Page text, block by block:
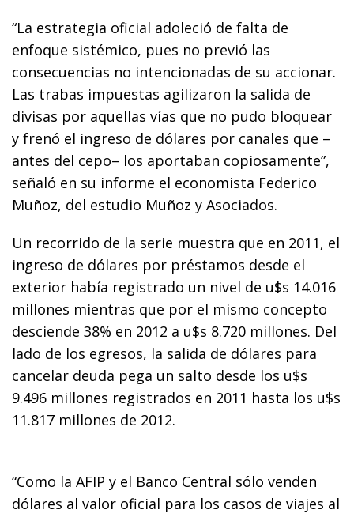
“La estrategia oficial adoleció de falta de
enfoque sistémico, pues no previó las
consecuencias no intencionadas de su accionar.
Las trabas impuestas agilizaron la salida de
divisas por aquellas vías que no pudo bloquear
y frenó el ingreso de dólares por canales que –
antes del cepo– los aportaban copiosamente”,
señaló en su informe el economista Federico
Muñoz, del estudio Muñoz y Asociados.
Un recorrido de la serie muestra que en 2011, el
ingreso de dólares por préstamos desde el
exterior había registrado un nivel de u$s 14.016
millones mientras que por el mismo concepto
desciende 38% en 2012 a u$s 8.720 millones. Del
lado de los egresos, la salida de dólares para
cancelar deuda pega un salto desde los u$s
9.496 millones registrados en 2011 hasta los u$s
11.817 millones de 2012.
“Como la AFIP y el Banco Central sólo venden
dólares al valor oficial para los casos de viajes al